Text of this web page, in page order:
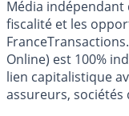
Premier guide
Média
fiscalité et les
Online) est 100%